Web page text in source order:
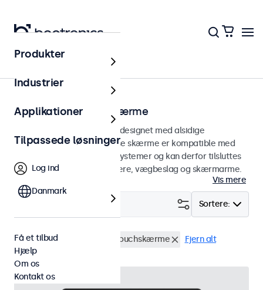
Hjem
75 mm VESA touchskærme
75 mm VESA touchskærme designet med alsidige
monteringsmuligheder. Disse skærme er kompatible med
standard VESA monteringssystemer og kan derfor tilsluttes
universalstandere, loftholdere, vægbeslag og skærmarme.
Vis mere
Sortere:
VESA 75 x 75 10 tommer touchskærme Fjern alt
Produkter
Industrier
Applikationer
Tilpassede løsninger
Log ind
Danmark
Få et tilbud
Hjælp
Om os
Kontakt os